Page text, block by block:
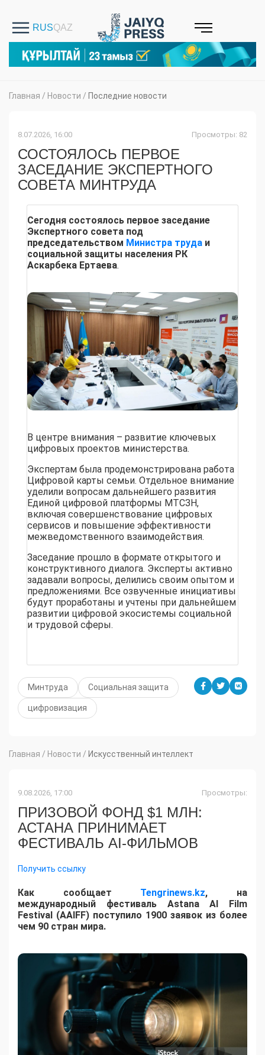
Главная / Новости / Последние новости
8.07.2026, 16:00 Просмотры: 82
СОСТОЯЛОСЬ ПЕРВОЕ
ЗАСЕДАНИЕ ЭКСПЕРТНОГО
СОВЕТА МИНТРУДА
Сегодня состоялось первое заседание
Экспертного совета под
председательством Министра труда и
социальной защиты населения РК
Аскарбека Ертаева.
В центре внимания – развитие ключевых
цифровых проектов министерства.
Экспертам была продемонстрирована работа
Цифровой карты семьи. Отдельное внимание
уделили вопросам дальнейшего развития
Единой цифровой платформы МТСЗН,
включая совершенствование цифровых
сервисов и повышение эффективности
межведомственного взаимодействия.
Заседание прошло в формате открытого и
конструктивного диалога. Эксперты активно
задавали вопросы, делились своим опытом и
предложениями. Все озвученные инициативы
будут проработаны и учтены при дальнейшем
развитии цифровой экосистемы социальной
и трудовой сферы.
Минтруда Социальная защита
цифровизация
Главная / Новости / Искусственный интеллект
9.08.2026, 17:00 Просмотры:
ПРИЗОВОЙ ФОНД $1 МЛН:
АСТАНА ПРИНИМАЕТ
ФЕСТИВАЛЬ AI-ФИЛЬМОВ
Получить ссылку
Как сообщает Tengrinews.kz, на
международный фестиваль Astana AI Film
Festival (AAIFF) поступило 1900 заявок из более
чем 90 стран мира.